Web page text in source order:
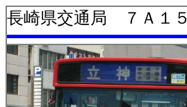
長崎県交通局 ７Ａ１５